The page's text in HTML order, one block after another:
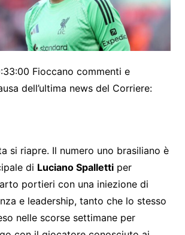
Fioccano commenti e
dell’ultima news del Corriere:
si riapre. Il numero uno brasiliano è
di Luciano Spallettiper
portieri con una iniezione di
e leadership, tanto che lo stesso
nelle scorse settimane per